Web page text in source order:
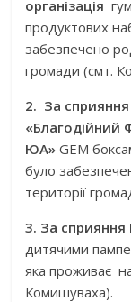
організація
продуктових
забезпечено
громади (смт.
2. За сприяння
«Благодійний
ЮА» GEM
було
території
3. За сприяння
дитячими
яка проживає
Комишуваха).